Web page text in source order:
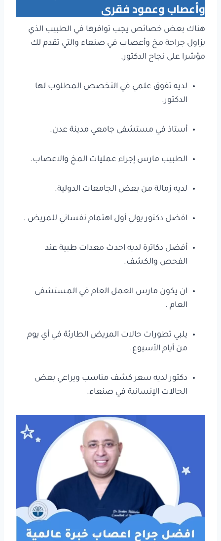
وأعصاب وعمود فقري
هناك بعض خصائص يجب توافرها في الطبيب الذي
يزاول جراحة مخ وأعصاب في صنعاء والتي تقدم لك
مؤشرا على نجاح الدكتور.
لديه تفوق علمي في التخصص المطلوب لها
الدكتور.
أستاذ في مستشفى جامعي مدينة عدن.
الطبيب مارس إجراء عمليات المخ والاعصاب.
لديه زمالة من بعض الجامعات الدولية.
افضل دكتور يولي أول اهتمام نفساني للمريض .
أفضل دكاترة لديه احدث معدات طبية عند
الفحص والكشف.
ان يكون مارس العمل العام في المستشفى
العام .
يلبي تطورات حالات المريض الطارئة في أي يوم
من أيام الأسبوع.
دكتور لديه سعر كشف مناسب ويراعي بعض
الحالات الإنسانية في صنعاء.